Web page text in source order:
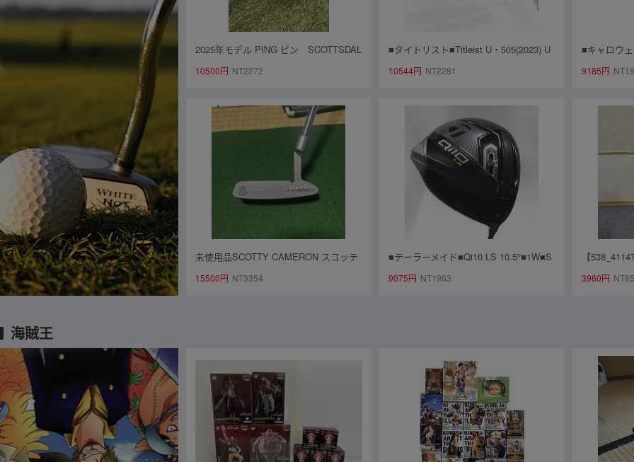
2025年モデル PING ピン SCOTTSDAL
E スコッツデール パター DS72 ほぼ新
10500円 NT2272
■タイトリスト■Titleist U・505(2023) U
4■4U■S■HAZARDUS 80HY■中古■1円
10544円 NT2281
■キャロウ
9185円
未使用品SCOTTY CAMERON スコッテ
ィキャメロン パター Lucky Clover SEL
15500円 NT3354
■テーラーメイド■Qi10 LS 10.5°■1W■S
■Diamana SILVER TM50(Qi10 DR)■中
9075円 NT1963
【
00 MAX ロ
3960円
海賊王